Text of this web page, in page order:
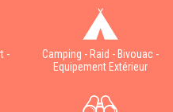
-
Camping - Raid - Bivouac -
Equipement Extérieur